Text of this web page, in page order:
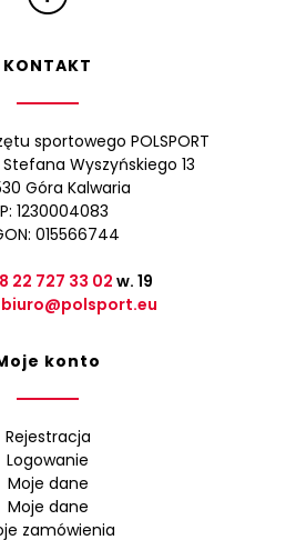
KONTAKT
sportowego POLSPORT
Wyszyńskiego 13
Góra Kalwaria
1230004083
015566744
22 727 33 02 w. 19
biuro@polsport.eu
konto
Rejestracja
Logowanie
Moje dane
Moje dane
zamówienia